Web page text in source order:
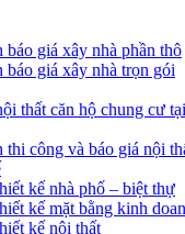
báo giá xây nhà phần thô
báo giá xây nhà trọn gói
thất căn hộ chung cư
thi công và báo giá nội
kế nhà phố – biệt thự
kế mặt bằng kinh
kế nội thất